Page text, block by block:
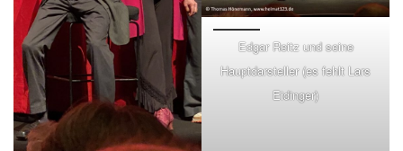
Edgar Reitz und seine
Hauptdarsteller (es fehlt Lars
Eidinger)